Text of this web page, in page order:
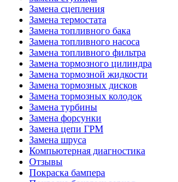
Замена сцепления
Замена термостата
Замена топливного бака
Замена топливного насоса
Замена топливного фильтра
Замена тормозного цилиндра
Замена тормозной жидкости
Замена тормозных дисков
Замена тормозных колодок
Замена турбины
Замена форсунки
Замена цепи ГРМ
Замена шруса
Компьютерная диагностика
Отзывы
Покраска бампера